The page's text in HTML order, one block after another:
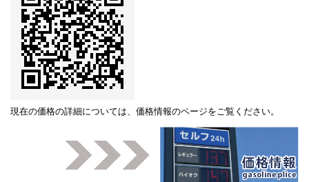
現在の価格の詳細については、 価格情報のページをご覧ください。